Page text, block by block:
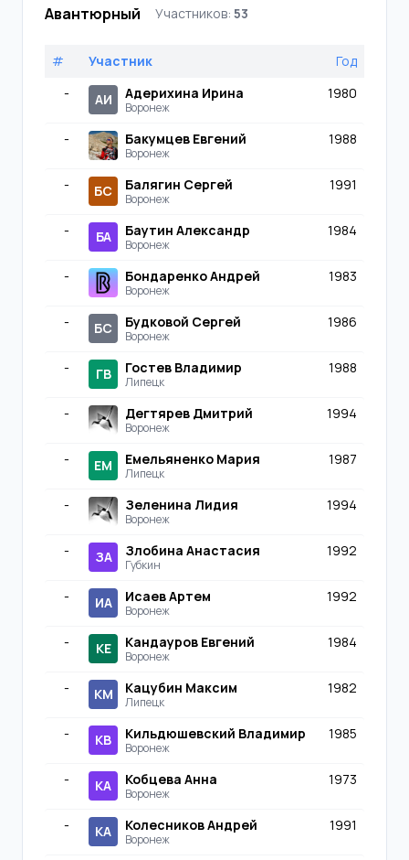
Авантюрный Участников: 53
# Участник
Год
-
АИ Адерихина Ирина
Воронеж
1980
- Бакумцев Евгений
Воронеж
1988
- БС Балягин Сергей
Воронеж
1991
- БА Баутин Александр
Воронеж
1984
- Бондаренко Андрей
Воронеж
1983
- БС Будковой Сергей
Воронеж
1986
- ГВ Гостев Владимир
Липецк
1988
- Дегтярев Дмитрий
Воронеж
1994
- ЕМ Емельяненко Мария
Липецк
1987
- Зеленина Лидия
Воронеж
1994
- ЗА Злобина Анастасия
Губкин
1992
- ИА Исаев Артем
Воронеж
1992
- КЕ Кандауров Евгений
Воронеж
1984
- КМ Кацубин Максим
Липецк
1982
- КВ Кильдюшевский Владимир
Воронеж
1985
- КА Кобцева Анна
Воронеж
1973
- КА Колесников Андрей
Воронеж
1991